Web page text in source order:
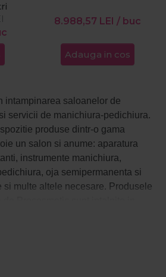
8.988,57 LEI / buc
Adauga in cos
intampinarea saloanelor de
servicii de manichiura-pedichiura.
produse dintr-o gama
un salon si anume: aparatura
instrumente manichiura,
oja semipermanenta si
si multe altele necesare. Produsele
tara, sunt produse de top care